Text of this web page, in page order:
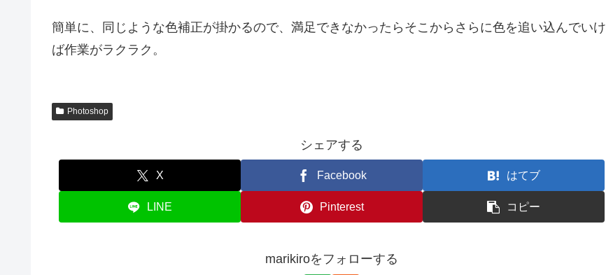
簡単に、同じような色補正が掛かるので、満足できなかったらそこからさらに色を追い込んでいけ
ば作業がラクラク。
Photoshop
シェアする
X Facebook はてブ
LINE Pinterest コピー
marikiroをフォローする